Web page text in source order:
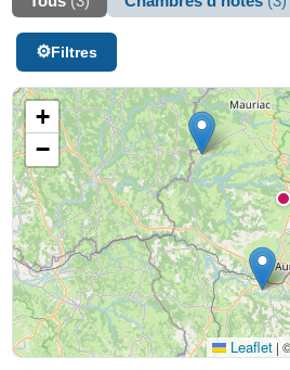
Filtres
+
−
Leaflet |